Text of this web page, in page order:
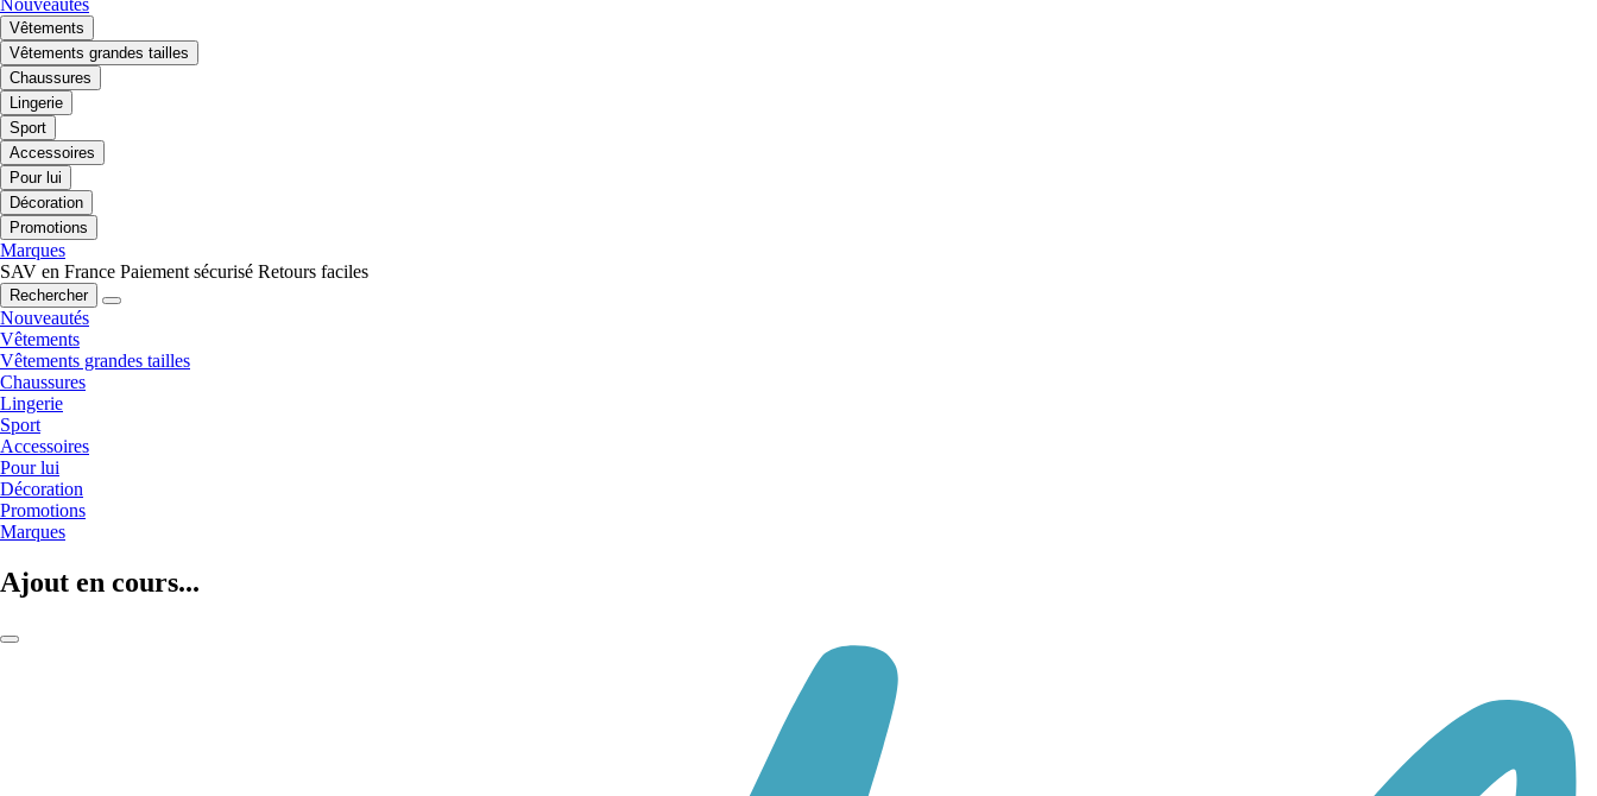
Nouveautés
Vêtements
Vêtements grandes tailles
Chaussures
Lingerie
Sport
Accessoires
Pour lui
Décoration
Promotions
Marques
SAV en France Paiement sécurisé Retours faciles
Rechercher
Nouveautés
Vêtements
Vêtements grandes tailles
Chaussures
Lingerie
Sport
Accessoires
Pour lui
Décoration
Promotions
Marques
Ajout en cours...